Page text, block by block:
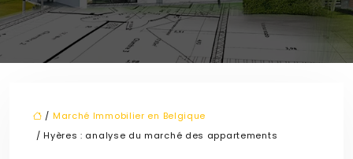
/ Marché Immobilier en Belgique
/ Hyères : analyse du marché des appartements